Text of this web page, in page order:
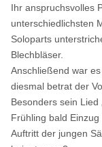
Ihr anspruchsvolles
unterschiedlichsten
Soloparts
Blechbläser.
Anschließend war
diesmal betrat der
Besonders sein
Frühling bald
Auftritt der jungen